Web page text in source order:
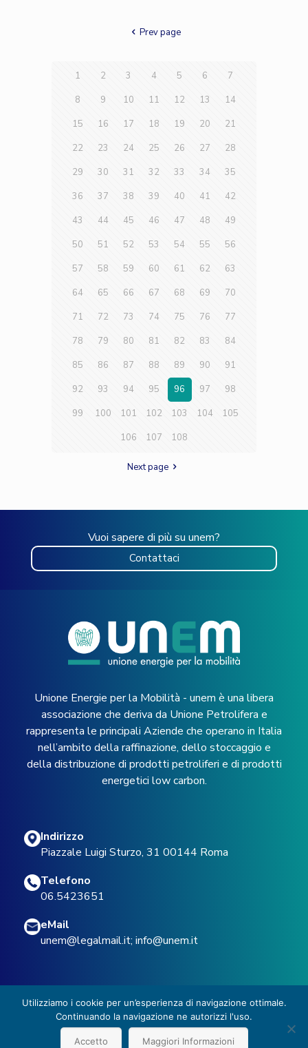
Prev page
1 2 3 4 5 6
7
8
9 10 11 12 13
14
15
16 17 18 19 20
21
22
23 24 25 26 27
28
29
30 31 32 33 34
35
36
37 38 39 40 41
42
43
44 45 46 47 48
49
50
51 52 53 54 55
56
57
58 59 60 61 62
63
64
65 66 67 68 69
70
71
72 73 74 75 76
77
78
79 80 81 82 83
84
85
86 87 88 89 90
91
92
93 94 95 96 97
98
99
100 101 102 103 104
105
106
107 108
Next page
Vuoi sapere di più su unem?
Contattaci
Unione Energie per la Mobilità - unem è una libera
associazione che deriva da Unione Petrolifera e
rappresenta le principali Aziende che operano in Italia
nell’ambito della raffinazione, dello stoccaggio e
della distribuzione di prodotti petroliferi e di prodotti
energetici low carbon.
Indirizzo
Piazzale Luigi Sturzo, 31 00144 Roma
Telefono
06.5423651
eMail
unem@legalmail.it; info@unem.it
© 2022 UNEM -Privacy Policy
Utilizziamo i cookie per un’esperienza di navigazione ottimale.
Continuando la navigazione ne autorizzi l'uso.
Accetto Maggiori Informazioni